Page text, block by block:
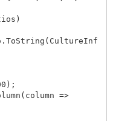
)
. ToString ( CultureInf
);
( column =>